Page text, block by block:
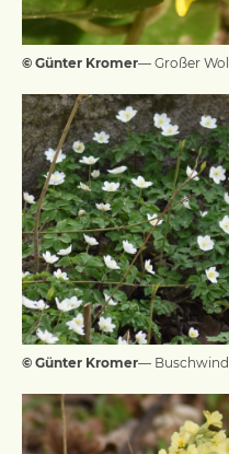
© Günter Kromer— Großer
© Günter Kromer—